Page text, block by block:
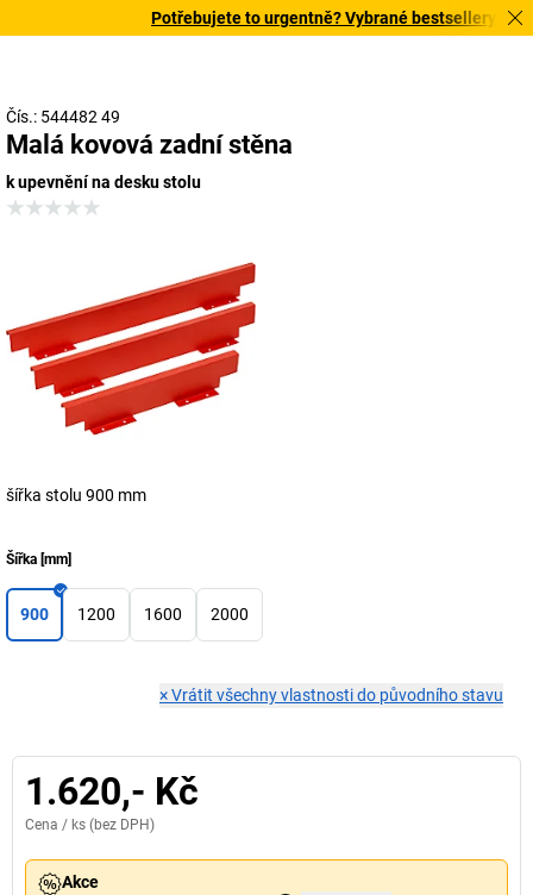
Potřebujete to urgentně? Vybrané bestsellery
Čís.: 544482 49
Malá kovová zadní stěna
k upevnění na desku stolu
šířka stolu 900 mm
Šířka [mm]
900 1200 1600 2000
×Vrátit všechny vlastnosti do původního stavu
1.620,- Kč
Cena / ks (bez DPH)
Akce